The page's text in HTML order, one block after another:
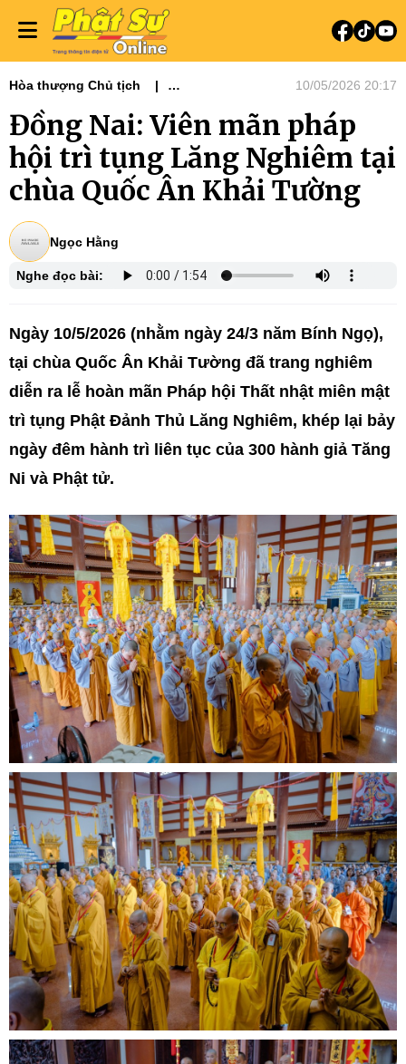
Hòa thượng Chủ tịch
10/05/2026 20:17
Đồng Nai: Viên mãn pháp
hội trì tụng Lăng Nghiêm tại
chùa Quốc Ân Khải Tường
Ngọc Hằng
Nghe đọc bài:
Ngày 10/5/2026 (nhằm ngày 24/3 năm Bính Ngọ),
tại chùa Quốc Ân Khải Tường đã trang nghiêm
diễn ra lễ hoàn mãn Pháp hội Thất nhật miên mật
trì tụng Phật Đảnh Thủ Lăng Nghiêm, khép lại bảy
ngày đêm hành trì liên tục của 300 hành giả Tăng
Ni và Phật tử.